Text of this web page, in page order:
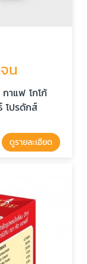
น
าแฟ โกโก้
โปรดักส์
ดูรายละเอียด